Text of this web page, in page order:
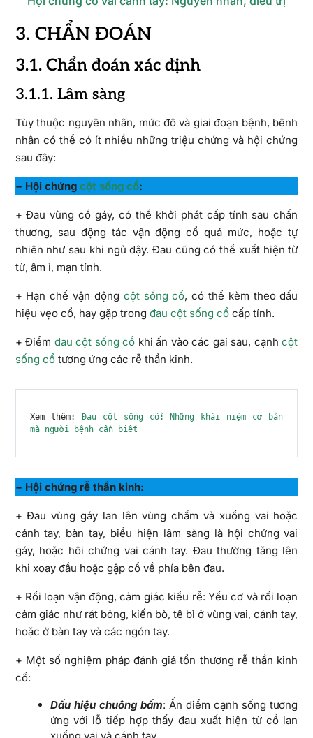
3. CHẨN ĐOÁN
3.1. Chẩn đoán xác định
3.1.1. Lâm sàng
Tùy thuộc nguyên nhân, mức độ và giai đoạn bệnh, bệnh
nhân có thể có ít nhiều những triệu chứng và hội chứng
sau đây:
− Hội chứng cột sống cổ:
+ Đau vùng cổ gáy, có thể khởi phát cấp tính sau chấn
thương, sau động tác vận động cổ quá mức, hoặc tự
nhiên như sau khi ngủ dậy. Đau cũng có thể xuất hiện từ
từ, âm ỉ, mạn tính.
+ Hạn chế vận động cột sống cổ, có thể kèm theo dấu
hiệu vẹo cổ, hay gặp trong đau cột sống cổcấp tính.
+ Điểm đau cột sống cổ khi ấn vào các gai sau, cạnhcột
sống cổtương ứng các rễ thần kinh.
Xem thêm: Đau cột sống cổ: Những khái niệm cơ bản
mà người bệnh cần biết
− Hội chứng rễ thần kinh:
+ Đau vùng gáy lan lên vùng chẩm và xuống vai hoặc
cánh tay, bàn tay, biểu hiện lâm sàng là hội chứng vai
gáy, hoặc hội chứng vai cánh tay. Đau thường tăng lên
khi xoay đầu hoặc gập cổ về phía bên đau.
+ Rối loạn vận động, cảm giác kiểu rễ: Yếu cơ và rối loạn
cảm giác như rát bỏng, kiến bò, tê bì ở vùng vai, cánh tay,
hoặc ở bàn tay và các ngón tay.
+ Một số nghiệm pháp đánh giá tổn thương rễ thần kinh
cổ:
Dấu hiệu chuông bấm: Ấn điểm cạnh sống tương
ứng với lỗ tiếp hợp thấy đau xuất hiện từ cổ lan